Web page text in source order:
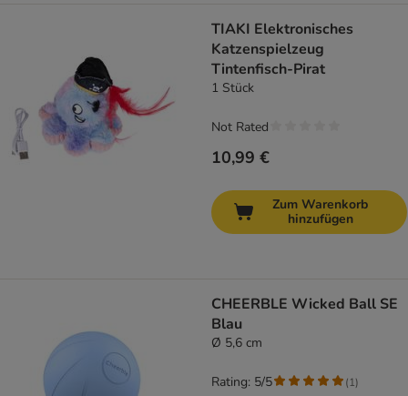
TIAKI Elektronisches
Katzenspielzeug
Tintenfisch-Pirat
1 Stück
10,99 €
Not Rated
Zum Warenkorb
hinzufügen
CHEERBLE Wicked Ball SE
Blau
Ø 5,6 cm
Rating: 5/5 (1)